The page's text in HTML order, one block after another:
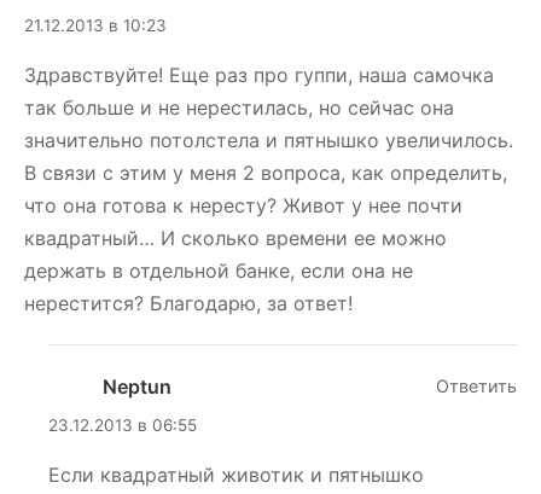
21.12.2013 в 10:23
Здравствуйте! Еще раз про гуппи, наша самочка
так больше и не нерестилась, но сейчас она
значительно потолстела и пятнышко увеличилось.
В связи с этим у меня 2 вопроса, как определить,
что она готова к нересту? Живот у нее почти
квадратный… И сколько времени ее можно
держать в отдельной банке, если она не
нерестится? Благодарю, за ответ!
Neptun
23.12.2013 в 06:55
Если квадратный животик и пятнышко
Ответить